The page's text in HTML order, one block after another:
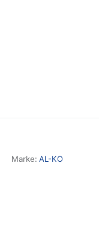
Marke: AL-KO